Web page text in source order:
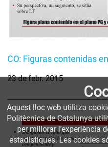
CO: Figuras contenidas
23 de febr. 2015
Aquest lloc web utilitza
Politècnica de Catalunya
per millorar l’experiència
estadístiques. Les cookies